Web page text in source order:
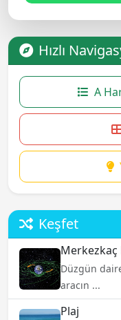
Hızlı
A
Keşfet
Merkezkaç
Düzgün
aracın ...
Plaj